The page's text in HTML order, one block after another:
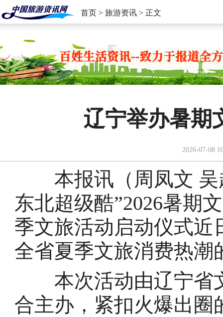
首页 > 旅游资讯 > 正文
辽宁举办暑期
2026-07-08
本报讯（周凤文 吴
东北超级酷”2026暑期
季文旅活动启动仪式近
全省夏季文旅消费热潮
本次活动由辽宁省
合主办，紧扣火爆出圈